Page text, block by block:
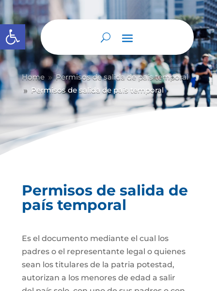
Abrir barra de herramientas
Home 9 Permisos de salida de país temporal
9 Permisos de salida de país temporal
Permisos de salida de
país temporal
Es el documento mediante el cual los
padres o el representante legal o quienes
sean los titulares de la patria potestad,
autorizan a los menores de edad a salir